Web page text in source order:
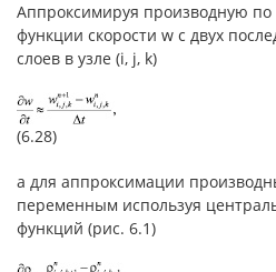
Аппроксимируя производную
функции скорости w с двух
слоев в узле (i, j, k)
(6.28)
а для аппроксимации
переменным используя
функций (рис. 6.1)